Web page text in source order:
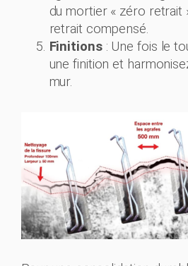
du mortier « zéro retrait
retrait compensé.
Finitions: Une fois le
une finition et
mur.